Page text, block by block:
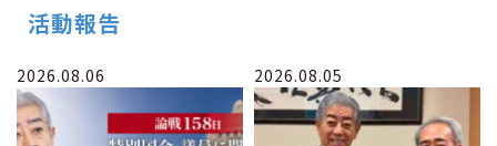
活動報告
2026.08.06 2026.08.05